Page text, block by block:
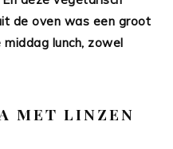
de oven was een groot
lunch, zowel
MET LINZEN